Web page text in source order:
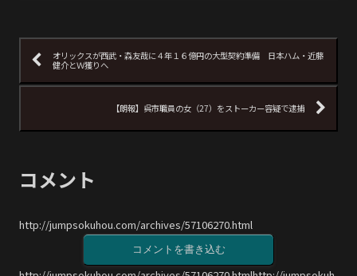
オリックスが西武・森友哉に４年１６億円の大型契約準備 日本ハム・近藤
健介とＷ獲りへ
【朗報】呉市職員の女（27）をストーカー容疑で逮捕
コメント
http://jumpsokuhou.com/archives/57106270.html
コメントを書き込む